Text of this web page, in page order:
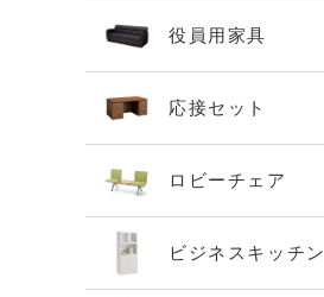
役員用家具
応接セット
ロビーチェア
ビジネスキッチン